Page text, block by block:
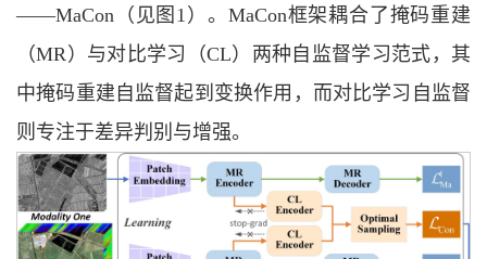
——MaCon（见图1）。MaCon框架耦合了掩码重建
（MR）与对比学习（CL）两种自监督学习范式，其
中掩码重建自监督起到变换作用，而对比学习自监督
则专注于差异判别与增强。